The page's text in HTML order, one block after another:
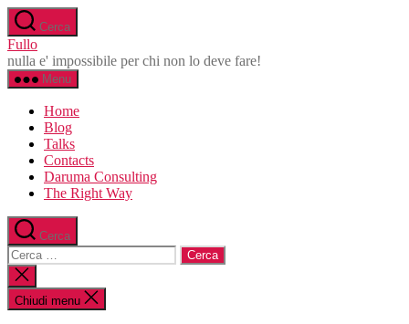
Salta
al
contenuto
Cerca
Fullo
nulla e' impossibile per chi non lo deve fare!
Menu
Home
Blog
Talks
Contacts
Daruma Consulting
The Right Way
Cerca
Cerca:
Chiudi
la
ricerca
Chiudi menu